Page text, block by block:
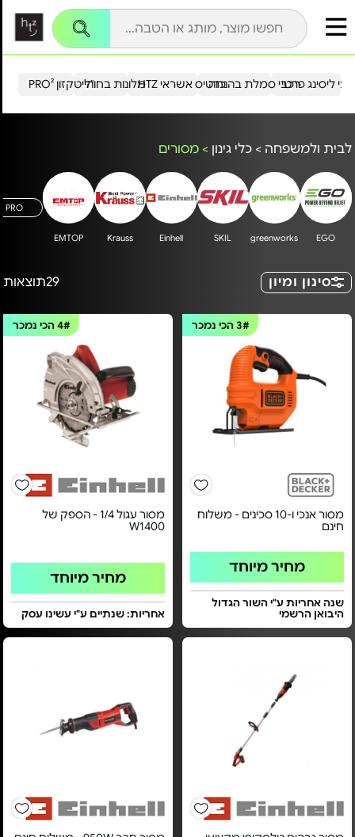
הייטקזון PRO²מלונות בחו"ל כרטיס אשראי HTZ ליסינג פרטירכבי סמלת בהנחה
לבית ולמשפחה > כלי גינון > מסורים
EGO
greenworks
SKIL
Einhell
Krauss
EMTOP
PRO
סינון ומיון 29תוצאות
3#הכי נמכר
מסור אנכי ו-10 סכינים - משלוח
חינם
מחיר מיוחד
שנה אחריות ע"י השור הגדול
היבואן הרשמי
4#הכי נמכר
מסור עגול 1/4 - הספק של
W1400
מחיר מיוחד
אחריות: שנתיים ע"י עשינו עסק